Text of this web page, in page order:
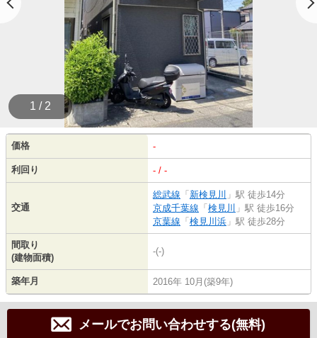
1 / 2
価格 -
利回り - / -
交通
総武線 「 新検見川 」駅 徒歩14分
京成千葉線 「 検見川 」駅 徒歩16分
京葉線 「 検見川浜 」駅 徒歩28分
間取り
(建物面積)
-(-)
築年月 2016年 10月(築9年)
メールでお問い合わせする(無料)